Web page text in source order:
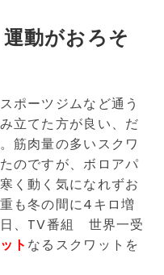
動がおろそ
ポーツジムなど通う
立てた方が良い、だ
筋肉量の多いスクワ
のですが、ボロアパ
く動く気になれずお
も冬の間に4キロ増
、TV番組 世界一受
ト なるスクワットを